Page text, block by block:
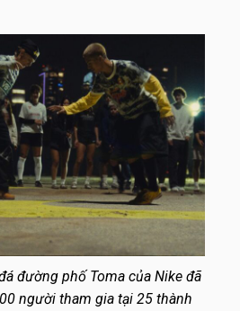
đường phố Toma của Nike đã
người tham gia tại 25 thành